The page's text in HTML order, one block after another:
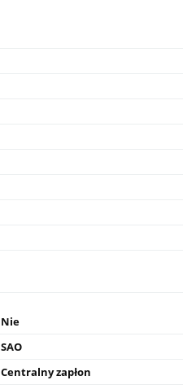
Nie
SAO
Centralny zapłon